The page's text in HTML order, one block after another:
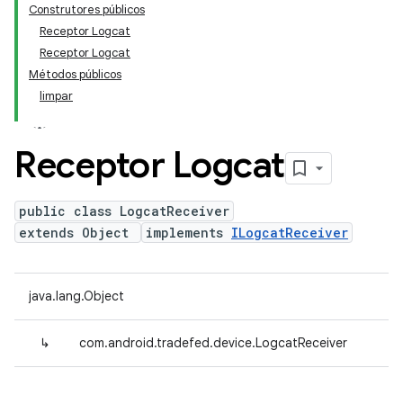
Construtores públicos
Receptor Logcat
Receptor Logcat
Métodos públicos
limpar
Receptor Logcat
public class LogcatReceiver
extends Object
implements ILogcatReceiver
java.lang.Object
↳ com.android.tradefed.device.LogcatReceiver